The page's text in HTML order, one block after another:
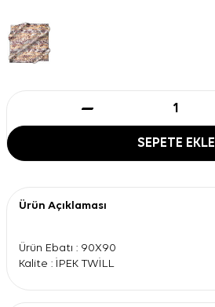
SEPETE EKLE
Ürün Açıklaması
Ürün Ebatı : 90X90
Kalite : İPEK TWİLL